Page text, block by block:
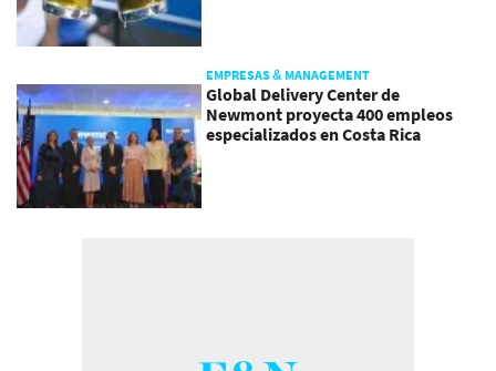
EMPRESAS & MANAGEMENT
Global Delivery Center de
Newmont proyecta 400 empleos
especializados en Costa Rica